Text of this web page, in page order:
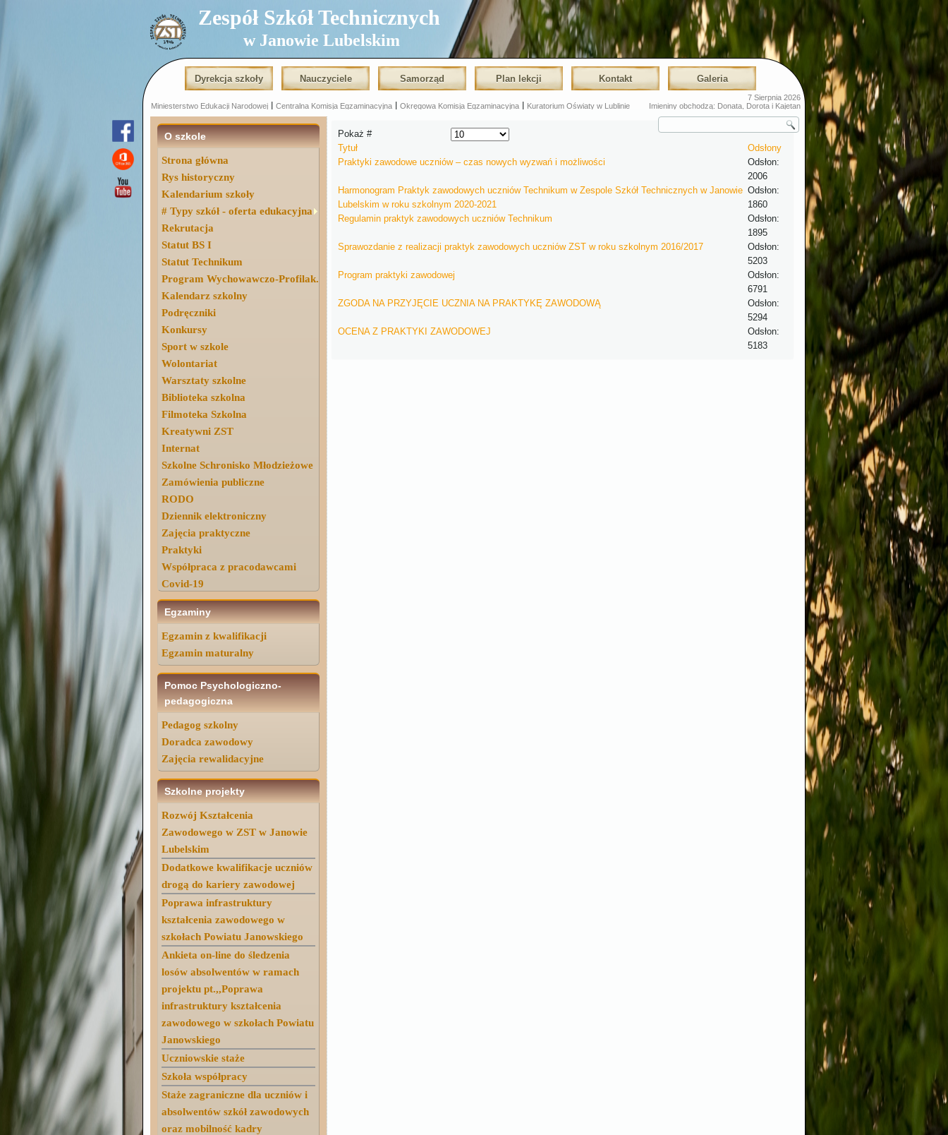
Zespół Szkół Technicznych
w Janowie Lubelskim
Dyrekcja szkoły Nauczyciele Samorząd Plan lekcji Kontakt Galeria
Miniesterstwo Edukacji Narodowej |Centralna Komisja Egzaminacyjna |Okręgowa Komisja Egzaminacyjna Kuratorium Oświaty w Lublinie
|
7 Sierpnia 2026
Imieniny obchodzą: Donata, Dorota i Kajetan
O szkole
Strona główna
Rys historyczny
Kalendarium szkoły
# Typy szkół - oferta edukacyjna
Rekrutacja
Statut BS I
Statut Technikum
Program Wychowawczo-Profilak.
Kalendarz szkolny
Podręczniki
Konkursy
Sport w szkole
Wolontariat
Warsztaty szkolne
Biblioteka szkolna
Filmoteka Szkolna
Kreatywni ZST
Internat
Szkolne Schronisko Młodzieżowe
Zamówienia publiczne
RODO
Dziennik elektroniczny
Zajęcia praktyczne
Praktyki
Współpraca z pracodawcami
Covid-19
Egzaminy
Egzamin z kwalifikacji
Egzamin maturalny
Pomoc Psychologiczno-
pedagogiczna
Pedagog szkolny
Doradca zawodowy
Zajęcia rewalidacyjne
Szkolne projekty
Rozwój Kształcenia
Zawodowego w ZST w Janowie
Lubelskim
Dodatkowe kwalifikacje uczniów
drogą do kariery zawodowej
Poprawa infrastruktury
kształcenia zawodowego w
szkołach Powiatu Janowskiego
Ankieta on-line do śledzenia
losów absolwentów w ramach
projektu pt.,,Poprawa
infrastruktury kształcenia
zawodowego w szkołach Powiatu
Janowskiego
Uczniowskie staże
Szkoła współpracy
Staże zagraniczne dla uczniów i
absolwentów szkół zawodowych
oraz mobilność kadry
Pokaż #
Tytuł
Odsłony
Praktyki zawodowe uczniów – czas nowych wyzwań i możliwości
Odsłon:
2006
Harmonogram Praktyk zawodowych uczniów Technikum w Zespole Szkół Technicznych w Janowie
Lubelskim w roku szkolnym 2020-2021
Odsłon:
1860
Regulamin praktyk zawodowych uczniów Technikum
Odsłon:
1895
Sprawozdanie z realizacji praktyk zawodowych uczniów ZST w roku szkolnym 2016/2017
Odsłon:
5203
Program praktyki zawodowej
Odsłon:
6791
ZGODA NA PRZYJĘCIE UCZNIA NA PRAKTYKĘ ZAWODOWĄ
Odsłon:
5294
OCENA Z PRAKTYKI ZAWODOWEJ
Odsłon:
5183